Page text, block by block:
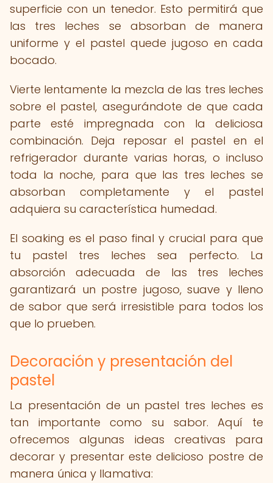
superficie con un tenedor. Esto permitirá que
las tres leches se absorban de manera
uniforme y el pastel quede jugoso en cada
bocado.
Vierte lentamente la mezcla de las tres leches
sobre el pastel, asegurándote de que cada
parte esté impregnada con la deliciosa
combinación. Deja reposar el pastel en el
refrigerador durante varias horas, o incluso
toda la noche, para que las tres leches se
absorban completamente y el pastel
adquiera su característica humedad.
El soaking es el paso final y crucial para que
tu pastel tres leches sea perfecto. La
absorción adecuada de las tres leches
garantizará un postre jugoso, suave y lleno
de sabor que será irresistible para todos los
que lo prueben.
Decoración y presentación del
pastel
La presentación de un pastel tres leches es
tan importante como su sabor. Aquí te
ofrecemos algunas ideas creativas para
decorar y presentar este delicioso postre de
manera única y llamativa: